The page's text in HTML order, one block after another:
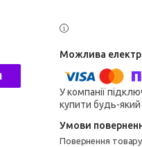
У компанії
купити будь-
повернення